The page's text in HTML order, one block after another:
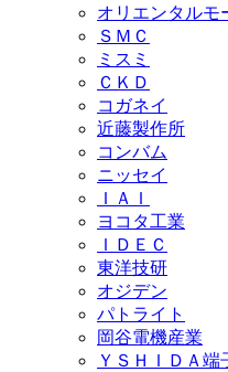
オリエンタルモ
ＳＭＣ
ミスミ
ＣＫＤ
コガネイ
近藤製作所
コンバム
ニッセイ
ＩＡＩ
ヨコタ工業
ＩＤＥＣ
東洋技研
オジデン
パトライト
岡谷電機産業
ＹＳＨＩＤＡ端